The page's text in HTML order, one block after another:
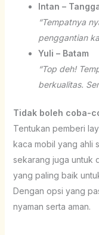
Intan –
“Tempatnya
penggantian
Yuli – Batam
“Top deh!
berkualitas.
Tidak boleh coba-
Tentukan pemberi
kaca mobil yang ahli
sekarang juga untuk
yang paling baik
Dengan opsi yang
nyaman serta aman.